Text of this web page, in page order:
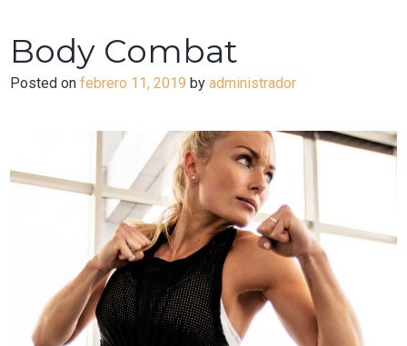
Body Combat
Posted onfebrero 11, 2019 byadministrador